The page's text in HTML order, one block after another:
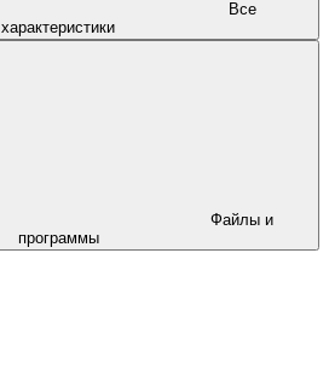
характеристики
программы